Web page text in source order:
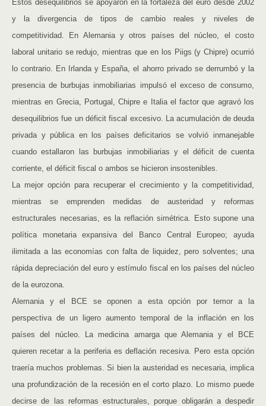
Estos desequilibrios se apoyaron en la fortaleza del euro desde 2002
y la divergencia de tipos de cambio reales y niveles de
competitividad. En Alemania y otros países del núcleo, el costo
laboral unitario se redujo, mientras que en los Piigs (y Chipre) ocurrió
lo contrario. En Irlanda y España, el ahorro privado se derrumbó y la
presencia de burbujas inmobiliarias impulsó el exceso de consumo,
mientras en Grecia, Portugal, Chipre e Italia el factor que agravó los
desequilibrios fue un déficit fiscal excesivo. La acumulación de deuda
privada y pública en los países deficitarios se volvió inmanejable
cuando estallaron las burbujas inmobiliarias y el déficit de cuenta
corriente, el déficit fiscal o ambos se hicieron insostenibles.
La mejor opción para recuperar el crecimiento y la competitividad,
mientras se emprenden medidas de austeridad y reformas
estructurales necesarias, es la reflación simétrica. Esto supone una
política monetaria expansiva del Banco Central Europeo; ayuda
ilimitada a las economías con falta de liquidez, pero solventes; una
rápida depreciación del euro y estímulo fiscal en los países del núcleo
de la eurozona.
Alemania y el BCE se oponen a esta opción por temor a la
perspectiva de un ligero aumento temporal de la inflación en los
países del núcleo. La medicina amarga que Alemania y el BCE
quieren recetar a la periferia es deflación recesiva. Pero esta opción
traería muchos problemas. Si bien la austeridad es necesaria, implica
una profundización de la recesión en el corto plazo. Lo mismo puede
decirse de las reformas estructurales, porque obligarán a despedir